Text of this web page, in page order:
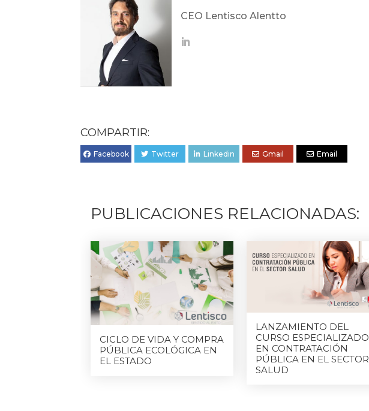
CEO Lentisco Alentto
COMPARTIR:
Facebook Twitter Linkedin Gmail Email
PUBLICACIONES RELACIONADAS:
CICLO DE VIDA Y COMPRA
PÚBLICA ECOLÓGICA EN
EL ESTADO
LANZAMIENTO DEL
CURSO ESPECIALIZADO
EN CONTRATACIÓN
PÚBLICA EN EL SECTOR
SALUD